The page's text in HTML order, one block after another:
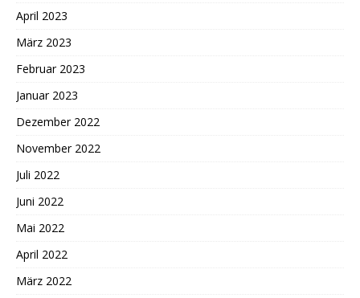
April 2023
März 2023
Februar 2023
Januar 2023
Dezember 2022
November 2022
Juli 2022
Juni 2022
Mai 2022
April 2022
März 2022